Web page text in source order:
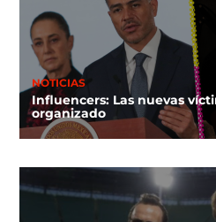
NOTICIAS
Influencers: Las nuevas
organizado